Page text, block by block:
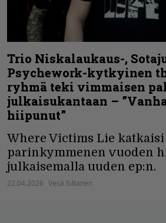
Trio Niskalaukaus-,
Psychework-kytkyinen
ryhmä teki vimmaisen
julkaisukantaan –
hiipunut”
Where Victims Lie katkaisi
parinkymmenen vuoden
julkaisemalla uuden ep:n.
22.04.2026 Vesa Siltanen